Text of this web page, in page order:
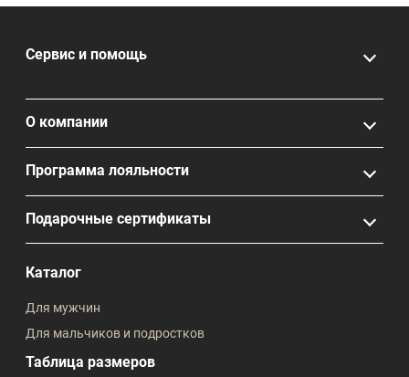
Сервис и помощь
О компании
Программа лояльности
Подарочные сертификаты
Каталог
Для мужчин
Для мальчиков и подростков
Таблица размеров